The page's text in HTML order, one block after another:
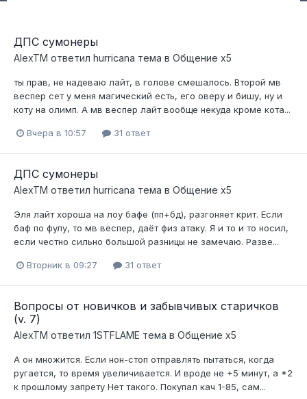
ДПС сумонеры
AlexTM ответил hurricana тема в Общение x5
ты прав, не надеваю лайт, в голове смешалось. Второй мв
веспер сет у меня магический есть, его оверу и бишу, ну и
коту на олимп. А мв веспер лайт вообще некуда кроме кота...
Вчера в 10:57 31 ответ
ДПС сумонеры
AlexTM ответил hurricana тема в Общение x5
Эля лайт хороша на лоу бафе (пп+бд), разгоняет крит. Если
баф по фулу, то мв веспер, даёт физ атаку. Я и то и то носил,
если честно сильно большой разницы не замечаю. Разве...
Вторник в 09:27 31 ответ
Вопросы от новичков и забывчивых старичков
(v. 7)
AlexTM ответил 1STFLAME тема в Общение x5
А он множится. Если нон-стоп отправлять пытаться, когда
ругается, то время увеличивается. И вроде не +5 минут, а *2
к прошлому запрету Нет такого. Покупал кач 1-85, сам...